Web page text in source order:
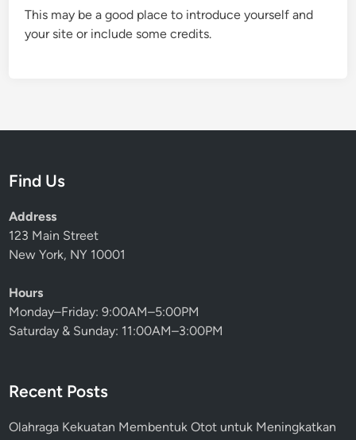
This may be a good place to introduce yourself and
your site or include some credits.
Find Us
Address
123 Main Street
New York, NY 10001
Hours
Monday–Friday: 9:00AM–5:00PM
Saturday & Sunday: 11:00AM–3:00PM
Recent Posts
Olahraga Kekuatan Membentuk Otot untuk Meningkatkan